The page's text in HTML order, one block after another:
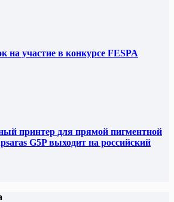
на участие в конкурсе FESPA
принтер для прямой пигментной
G5P выходит на российский